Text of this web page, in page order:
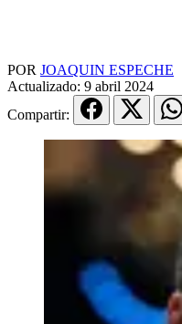
POR JOAQUIN ESPECHE
Actualizado: 9 abril 2024
Compartir: